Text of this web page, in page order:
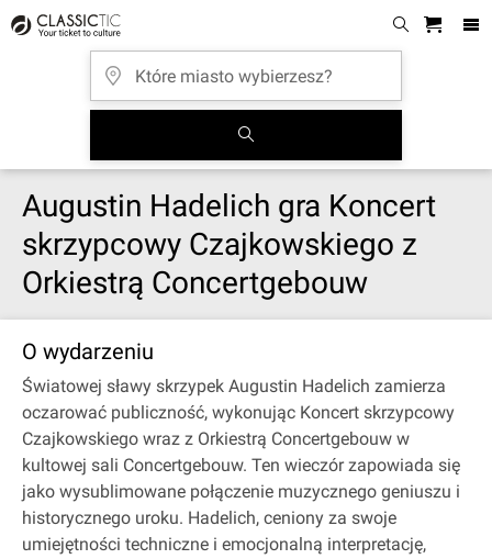
Augustin Hadelich gra Koncert
skrzypcowy Czajkowskiego z
Orkiestrą Concertgebouw
O wydarzeniu
Światowej sławy skrzypek Augustin Hadelich zamierza
oczarować publiczność, wykonując Koncert skrzypcowy
Czajkowskiego wraz z Orkiestrą Concertgebouw w
kultowej sali Concertgebouw. Ten wieczór zapowiada się
jako wysublimowane połączenie muzycznego geniuszu i
historycznego uroku. Hadelich, ceniony za swoje
umiejętności techniczne i emocjonalną interpretację,